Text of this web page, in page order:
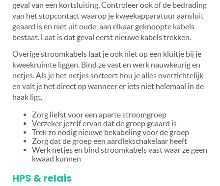
geval van een kortsluiting. Controleer ook of de bedrading
van het stopcontact waarop je kweekapparatuur aansluit
geaard is en niet uit oude, aan elkaar geknoopte kabels
bestaat. Laat is dat geval eerst nieuwe kabels trekken.
Overige stroomkabels laat je ook niet op een kluitje bij je
kweekruimte liggen. Bind ze vast en werk nauwkeurig en
netjes. Als je het netjes sorteert hou je alles overzichtelijk
en valt je het direct op wanneer er iets niet helemaal in de
haak ligt.
Zorg liefst voor een aparte stroomgroep
Verzeker jezelf ervan dat de groep geaard is
Trek zo nodig nieuwe bekabeling voor de groep
Zorg dat de groep een aardlekschakelaar heeft
Werk netjes en bind stroomkabels vast waar ze geen
kwaad kunnen
HPS & relais